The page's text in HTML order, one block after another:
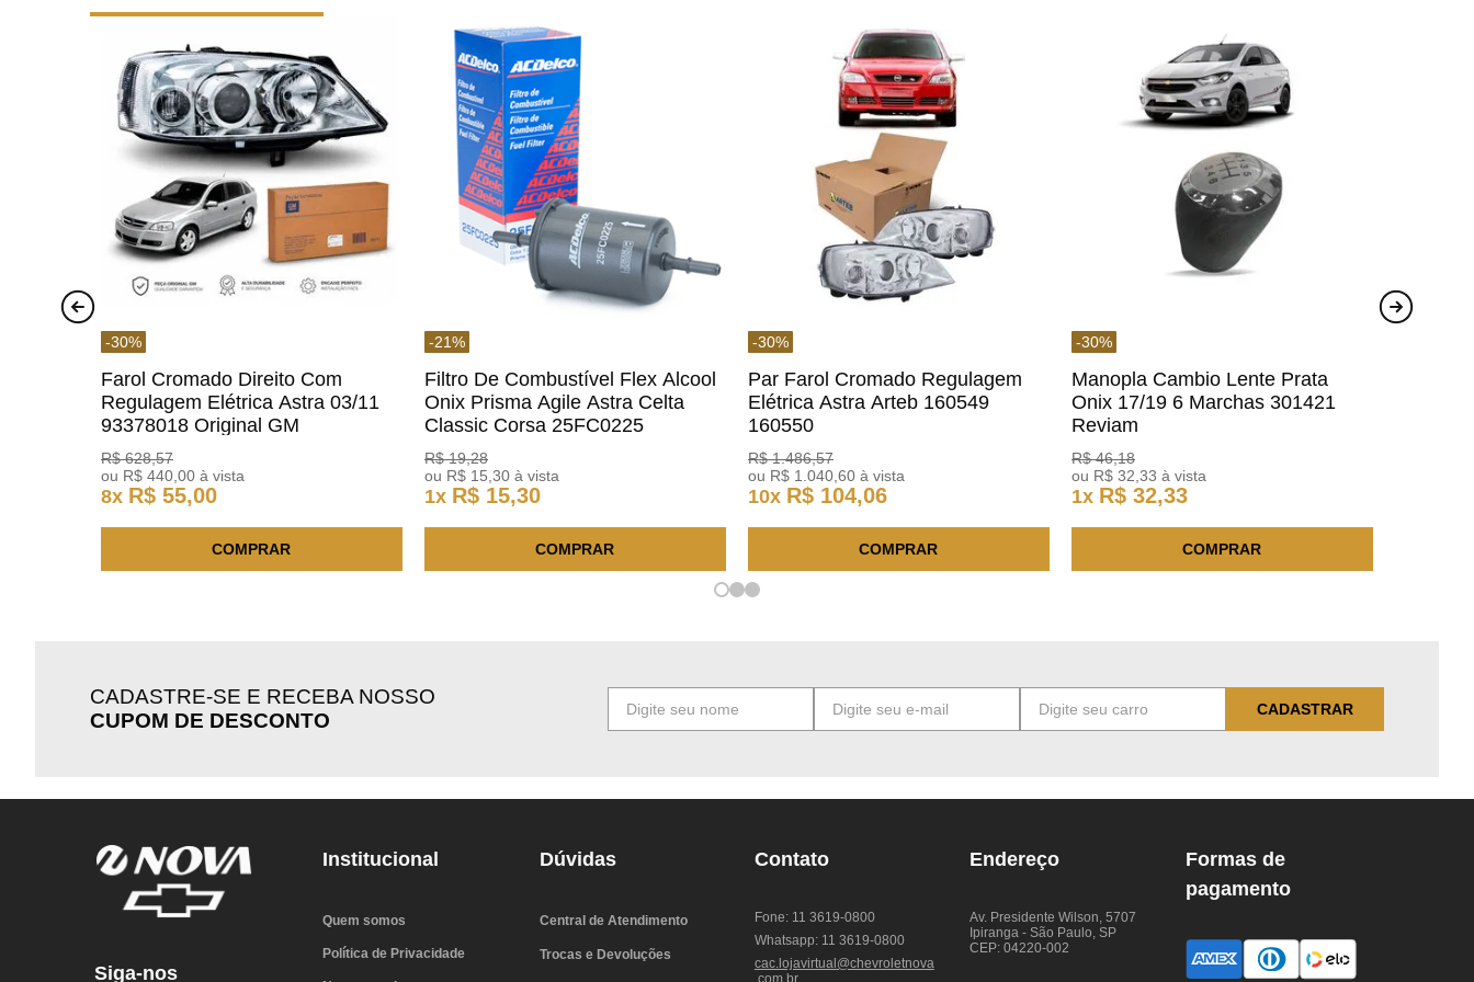
-30%
Farol Cromado Direito Com
Regulagem Elétrica Astra 03/11
93378018 Original GM
R$ 628,57
ou R$ 440 ,00 à vista
8x R$ 55,00
COMPRAR
-21%
Filtro De Combustível Flex Alcool
Onix Prisma Agile Astra Celta
Classic Corsa 25FC0225
ACDelco
R$ 19,28
ou R$ 15 ,30 à vista
1x R$ 15,30
COMPRAR
-30%
Par Farol Cromado Regulagem
Elétrica Astra Arteb 160549
160550
R$ 1.486,57
ou R$ 1 .040 ,60 à vista
10x R$ 104,06
COMPRAR
-30%
Manopla Cambio Lente Prata
Onix 17/19 6 Marchas 301421
Reviam
R$ 46,18
ou R$ 32 ,33 à vista
1x R$ 32,33
COMPRAR
CADASTRE-SE E RECEBA NOSSO
CUPOM DE DESCONTO
CADASTRAR
Siga-nos
Institucional
Quem somos
Política de Privacidade
Dúvidas
Central de Atendimento
Trocas e Devoluções
Contato
Fone: 11 3619-0800
Whatsapp: 11 3619-0800
cac.lojavirtual@chevroletnova
.com.br
Endereço
Av. Presidente Wilson, 5707
Ipiranga - São Paulo, SP
CEP: 04220-002
Formas de
pagamento